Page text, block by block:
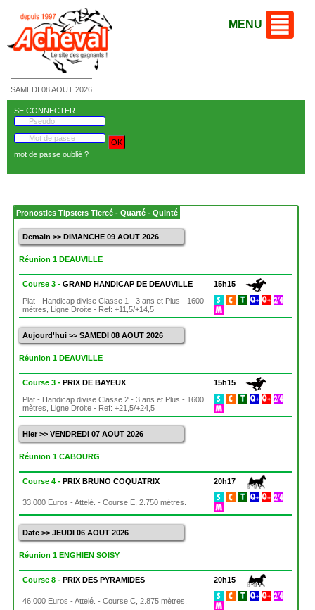
SAMEDI 08 AOUT 2026
MENU
SE CONNECTER
mot de passe oublié ?
Pronostics Tipsters Tiercé - Quarté - Quinté
Demain >> DIMANCHE 09 AOUT 2026
Réunion 1 DEAUVILLE
Course 3 -GRAND HANDICAP DE DEAUVILLE
15h15
Plat - Handicap divise Classe 1 - 3 ans et Plus - 1600
mètres, Ligne Droite - Ref: +11,5/+14,5
Aujourd'hui >> SAMEDI 08 AOUT 2026
Réunion 1 DEAUVILLE
Course 3 -PRIX DE BAYEUX
15h15
Plat - Handicap divise Classe 2 - 3 ans et Plus - 1600
mètres, Ligne Droite - Ref: +21,5/+24,5
Hier >> VENDREDI 07 AOUT 2026
Réunion 1 CABOURG
Course 4 -PRIX BRUNO COQUATRIX 20h17
33.000 Euros - Attelé. - Course E, 2.750 mètres.
Date >> JEUDI 06 AOUT 2026
Réunion 1 ENGHIEN SOISY
Course 8 -PRIX DES PYRAMIDES 20h15
46.000 Euros - Attelé. - Course C, 2.875 mètres.